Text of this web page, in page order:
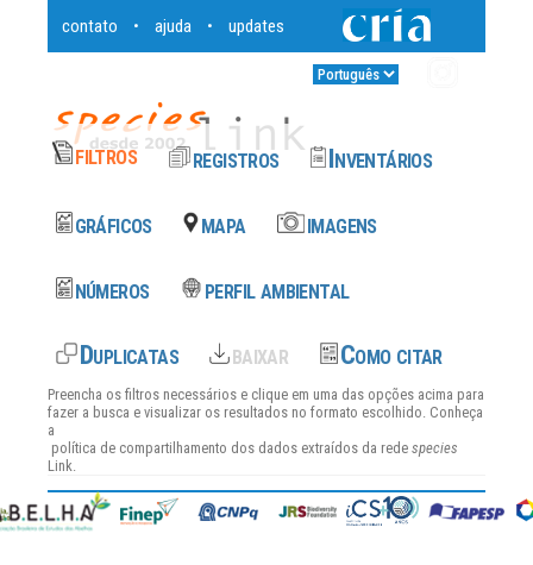
contato • ajuda • updates
Preencha os filtros necessários e clique em uma das opções acima para
fazer a busca e visualizar os resultados no formato escolhido. Conheça
a
política de compartilhamento dos dados extraídos da rede species
Link.